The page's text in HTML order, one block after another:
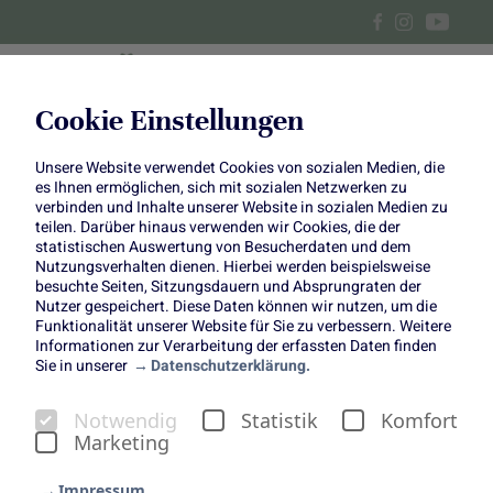
Cookie Einstellungen
Unsere Website verwendet Cookies von sozialen Medien, die
es Ihnen ermöglichen, sich mit sozialen Netzwerken zu
verbinden und Inhalte unserer Website in sozialen Medien zu
teilen. Darüber hinaus verwenden wir Cookies, die der
statistischen Auswertung von Besucherdaten und dem
Nutzungsverhalten dienen. Hierbei werden beispielsweise
besuchte Seiten, Sitzungsdauern und Absprungraten der
Nutzer gespeichert. Diese Daten können wir nutzen, um die
Funktionalität unserer Website für Sie zu verbessern. Weitere
Informationen zur Verarbeitung der erfassten Daten finden
Sie in unserer
Datenschutzerklärung.
Notwendig Statistik
Komfort
Marketing
Lecker & fit durch die
Schwangerschaft
Ihr wollt euch während der Schwangerschaft ausgewogen
und gesund ernähren, dabei aber auf den Genuss nicht
verzichten? Dann hilft euch dieser „Full Day of Eating“-
Plan weiter! Gemeinsam mitSylvi, Bloggerin auf „Sylvis
Lifestyle“
und junge Mutter eines Jungen, zeigen wir euch